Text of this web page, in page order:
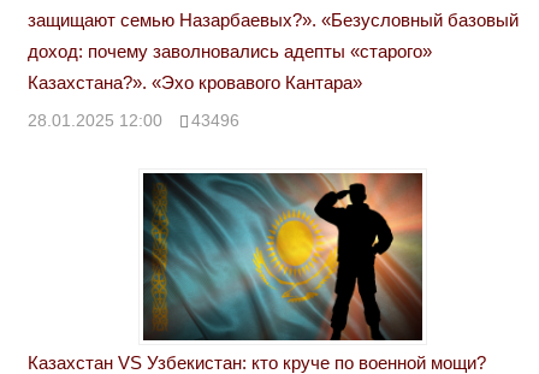
защищают семью Назарбаевых?». «Безусловный базовый
доход: почему заволновались адепты «старого»
Казахстана?». «Эхо кровавого Кантара»
28.01.2025 12:00 43496
Казахстан VS Узбекистан: кто круче по военной мощи?